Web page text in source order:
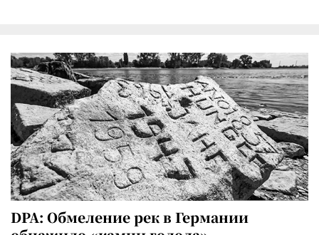
DPA: Обмеление рек в Германии